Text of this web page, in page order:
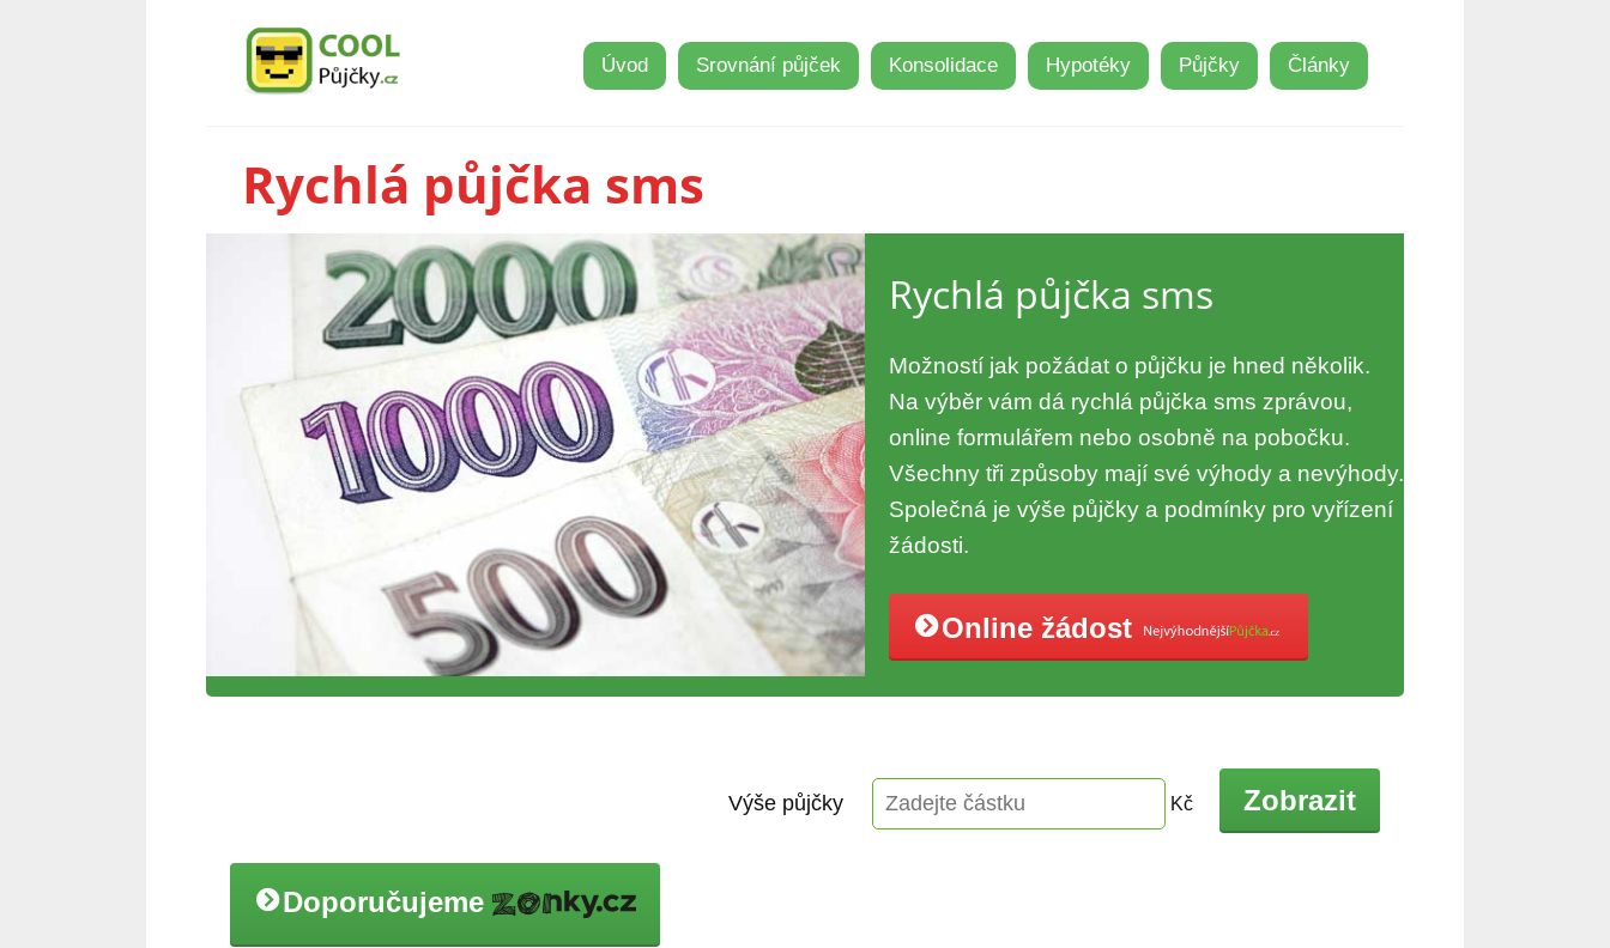
Úvod Srovnání půjček Konsolidace Hypotéky Půjčky Články
Rychlá půjčka sms
Rychlá půjčka sms
Možností jak požádat o půjčku je hned několik.
Na výběr vám dá rychlá půjčka sms zprávou,
online formulářem nebo osobně na pobočku.
Všechny tři způsoby mají své výhody a nevýhody.
Společná je výše půjčky a podmínky pro vyřízení
žádosti.
Online žádost
Výše půjčky Kč Zobrazit
Doporučujeme